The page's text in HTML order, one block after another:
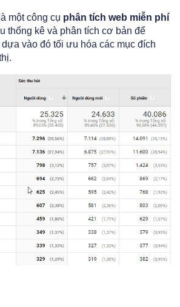
là một công cụ phân tích web miễn phí
thống kê và phân tích cơ bản để
vào đó tối ưu hóa các mục đích